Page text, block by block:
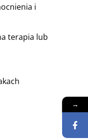
i
terapia lub
→